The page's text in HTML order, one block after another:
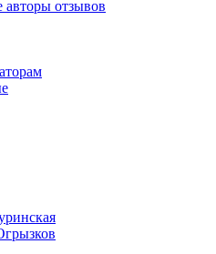
отзывов